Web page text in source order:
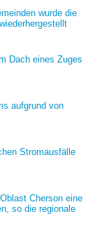
wurde die
Dach eines Zuges
aufgrund von
Stromausfälle
Cherson eine
so die regionale